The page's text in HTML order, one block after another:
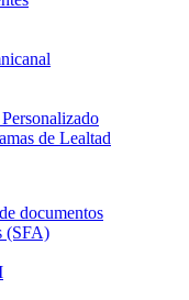
de Lealtad
documentos
(SFA)